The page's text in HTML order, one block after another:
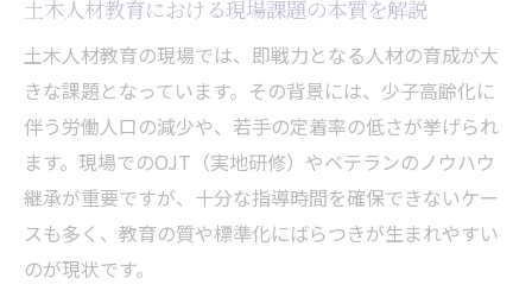
即戦力となる土木人材の育成手法を考察
土木現場で実践できる人材教育のポイント
建設業の人材育成事例に学ぶ現場力向上策
OJTとOff-JTを組み合わせた土木教育法
現場で定着する土木人材育成の秘訣を紹介
資格支援から見る土木分野の育成戦略
土木人材教育における現場課題の本質を解説
土木人材教育の現場では、即戦力となる人材の育成が大
きな課題となっています。その背景には、少子高齢化に
伴う労働人口の減少や、若手の定着率の低さが挙げられ
ます。現場でのOJT（実地研修）やベテランのノウハウ
継承が重要ですが、十分な指導時間を確保できないケー
スも多く、教育の質や標準化にばらつきが生まれやすい
のが現状です。